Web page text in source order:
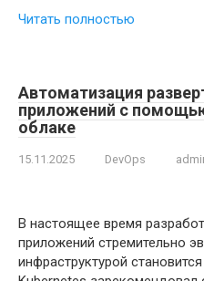
Читать полностью
Автоматизация
приложений с
облаке
15.11.2025 DevOps
В настоящее время
приложений стремительно
инфраструктурой